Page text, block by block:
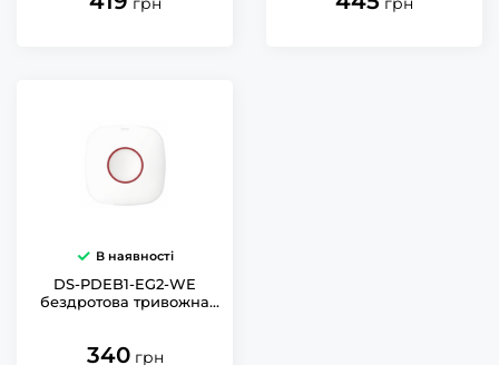
В наявності
DS-PDEB1-EG2-WE
бездротова тривожна
340 грн